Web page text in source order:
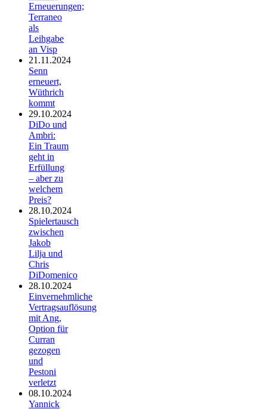
Erneuerungen;
Terraneo
als
Leihgabe
an Visp
21.11.2024
Senn
erneuert,
Wüthrich
kommt
29.10.2024
DiDo und
Ambri:
Ein Traum
geht in
Erfüllung
– aber zu
welchem
Preis?
28.10.2024
Spielertausch
zwischen
Jakob
Lilja und
Chris
DiDomenico
28.10.2024
Einvernehmliche
Vertragsauflösung
mit Ang,
Option für
Curran
gezogen
und
Pestoni
verletzt
08.10.2024
Yannick